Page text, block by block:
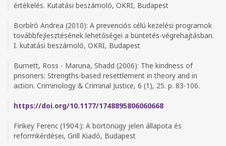
értékelés. Kutatási beszámoló, OKRI, Budapest
Borbíró Andrea (2010): A prevenciós célú kezelési programok
továbbfejlesztésének lehetőségei a büntetés-végrehajtásban.
I. kutatási beszámoló, OKRI, Budapest
Burnett, Ross - Maruna, Shadd (2006): The kindness of
prisoners: Strengths-based resettlement in theory and in
action. Criminology & Criminal Justice, 6 (1), 25. p. 83-106.
https://doi.org/10.1177/1748895806060668
Finkey Ferenc (1904:): A börtönügy jelen állapota és
reformkérdései, Grill Kiadó, Budapest